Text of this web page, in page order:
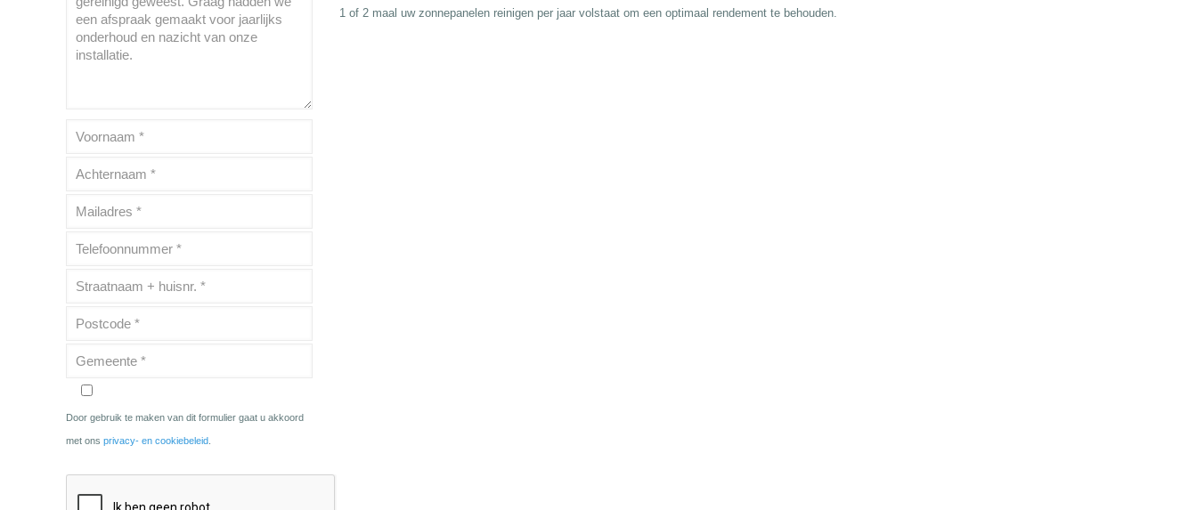
Door gebruik te maken van dit formulier gaat u akkoord
met onsprivacy- en cookiebeleid
1 of 2 maal uw zonnepanelen reinigen per jaar volstaat om een optimaal rendement te behouden.